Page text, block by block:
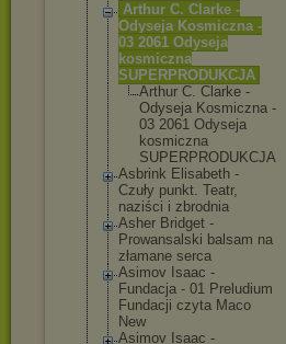
Arthur C. Clarke -
Odyseja Kosmiczna -
03 2061 Odyseja
kosmiczna
SUPERPRODUKCJA
Arthur C. Clarke -
Odyseja Kosmiczna -
03 2061 Odyseja
kosmiczna
SUPERPRODUKCJA
Asbrink Elisabeth -
Czuły punkt. Teatr,
naziści i zbrodnia
Asher Bridget -
Prowansalski balsam na
złamane serca
Asimov Isaac -
Fundacja - 01 Preludium
Fundacji czyta Maco
New
Asimov Isaac -